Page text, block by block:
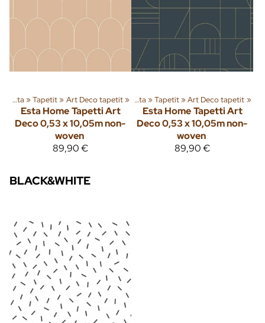
Sisusta ‪»Tapetit‪» Art Deco tapetit‪»
Esta Home Tapetti Art
Deco 0,53 x 10,05m non-
woven
89,90 €
Tuoteryhmiä ja tuotteita‪» Sisusta ‪»Tapetit‪»Art Deco tapetit ‪»
Esta Home Tapetti Art
Deco 0,53 x 10,05m non-
woven
89,90 €
BLACK&WHITE